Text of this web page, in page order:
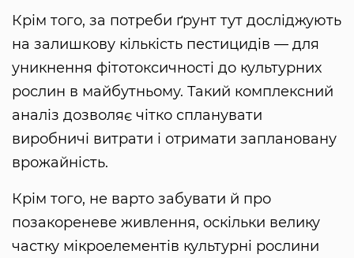
Крім того, за потреби ґрунт тут досліджують
на залишкову кількість пестицидів — для
уникнення фітотоксичності до культурних
рослин в майбутньому. Такий комплексний
аналіз дозволяє чітко спланувати
виробничі витрати і отримати заплановану
врожайність.
Крім того, не варто забувати й про
позакореневе живлення, оскільки велику
частку мікроелементів культурні рослини